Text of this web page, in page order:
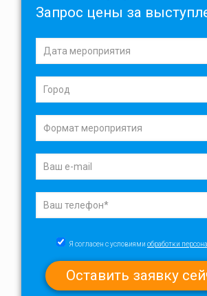
Запрос цены за
Я согласен с условиями обработки